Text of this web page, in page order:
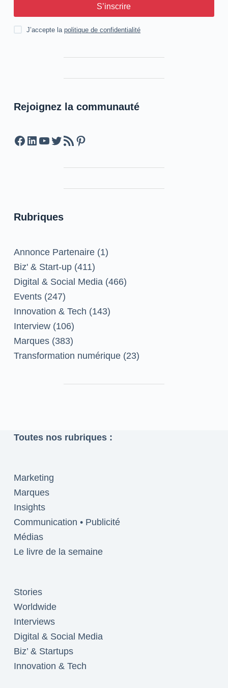
S’inscrire
J’accepte lapolitique de confidentialité
Rejoignez la communauté
Facebook
LinkedIn
YouTube
Twitter
Feed RSSPinterest
Rubriques
Annonce Partenaire(1)
Biz' & Start-up(411)
Digital & Social Media (466)
Events(247)
Innovation & Tech (143)
Interview(106)
Marques(383)
Transformation numérique(23)
Toutes nos rubriques :
Marketing
Marques
Insights
Communication • Publicité
Médias
Le livre de la semaine
Stories
Worldwide
Interviews
Digital & Social Media
Biz’ & Startups
Innovation & Tech